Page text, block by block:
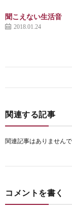
聞こえない生活音
2018.01.24
関連する記事
関連記事はありません
コメントを書く